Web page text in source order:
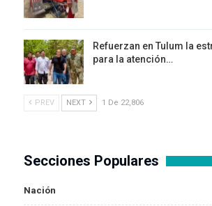
Refuerzan en Tulum la
para la atención…
PREV NEXT 1 De 22,806
Secciones Populares
Nación